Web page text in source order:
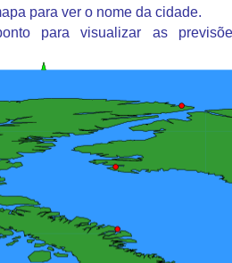
para ver o nome da cidade.
para visualizar as